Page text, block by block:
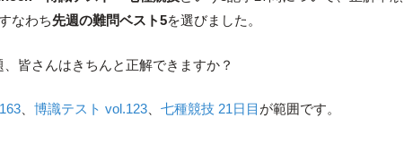
なわち先週の難問ベスト5を選びました。
皆さんはきちんと正解できますか？
、博識テスト vol.123、七種競技 21日目 が範囲です。